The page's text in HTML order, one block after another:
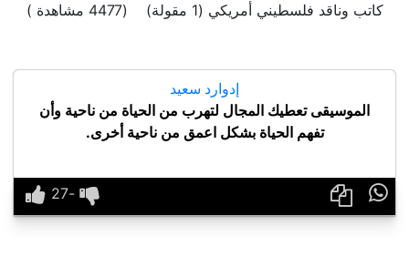
كاتب وناقد فلسطيني أمريكي (1 مقولة) (4477 مشاهدة )
إدوارد سعيد
الموسيقى تعطيك المجال لتهرب من الحياة من ناحية وأن
تفهم الحياة بشكل اعمق من ناحية أخرى.
